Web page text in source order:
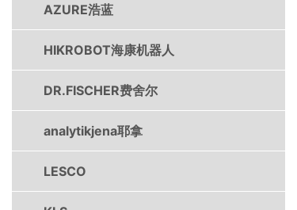
AZURE浩蓝
HIKROBOT海康机器人
DR.FISCHER费舍尔
analytikjena耶拿
LESCO